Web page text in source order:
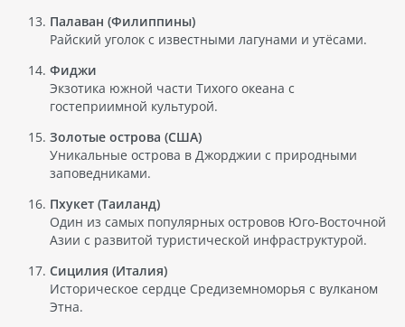
Палаван (Филиппины)
Райский уголок с известными лагунами и утёсами.
Фиджи
Экзотика южной части Тихого океана с
гостеприимной культурой.
Золотые острова (США)
Уникальные острова в Джорджии с природными
заповедниками.
Пхукет (Таиланд)
Один из самых популярных островов Юго-Восточной
Азии с развитой туристической инфраструктурой.
Сицилия (Италия)
Историческое сердце Средиземноморья с вулканом
Этна.